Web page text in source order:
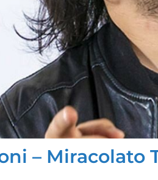
– Miracolato